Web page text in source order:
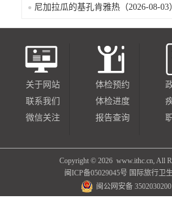
尼加拉瓜的基孔肯雅热（2026-08-03
关于网站
联系我们
微信关注
体检预约
体检进度
报告查询
Copyright © 2026 www.ithc.cn, All
闽ICP备05029045号 国际旅行卫
闽公网安备